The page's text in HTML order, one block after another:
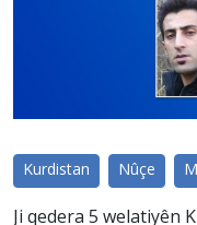
Kurdistan Nûçe
Ji qedera 5 welatiyên